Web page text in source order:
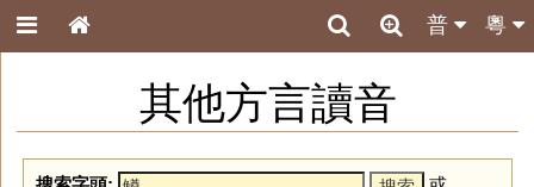
粵
普
其他方言讀音